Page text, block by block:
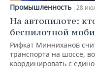
Промышленность 28
На автопилоте:
беспилотной
Рифкат Минниханов
транспорта на шоссе,
координировать с